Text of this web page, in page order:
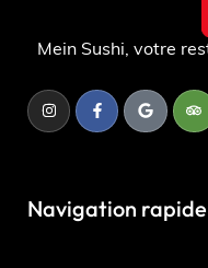
Mein Sushi, votre
Navigation rapide